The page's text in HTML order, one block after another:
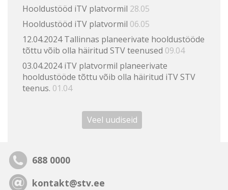
Hooldustööd iTV platvormil 28.05
Hooldustööd iTV platvormil 06.05
12.04.2024 Tallinnas planeerivate hooldustööde
tõttu võib olla häiritud STV teenused 09.04
03.04.2024 iTV platvormil planeerivate
hooldustööde tõttu võib olla häiritud iTV STV
teenus. 01.04
Veel uudiseid
688 0000
kontakt@stv.ee